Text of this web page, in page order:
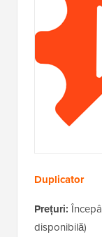
Duplicator
Prețuri:
disponibilă)